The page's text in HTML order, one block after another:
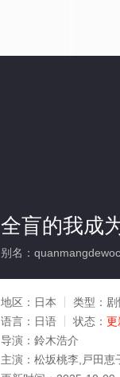
全盲的我成
别名：
地区： 日本 类型：
语言： 日语 状态： 更
导演： 鈴木浩介
主演： 松坂桃李,戸田恵